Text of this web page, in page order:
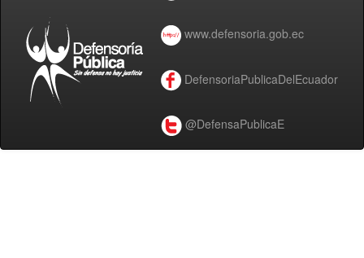
www.defensoria.gob.ec
DefensoriaPublicaDelEcuador
@DefensaPublicaE